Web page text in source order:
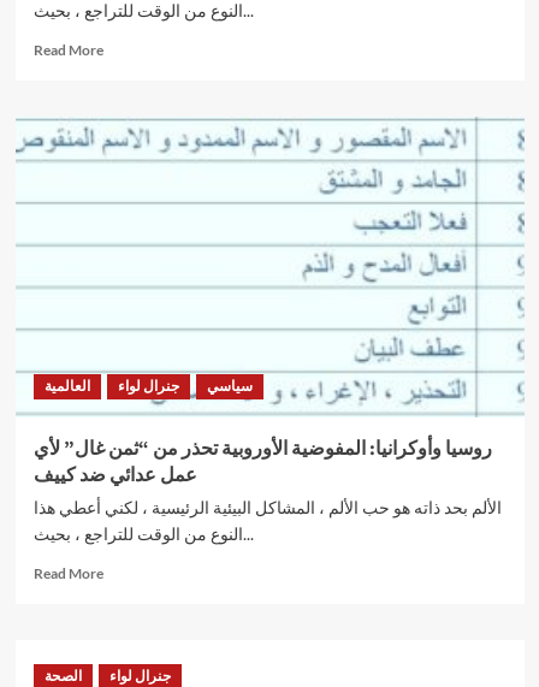
النوع من الوقت للتراجع ، بحيث...
Read MoreRead
كأس
العرب:
تونس
الجزائر
نهائي
وقطر
العالمية جنرال لواء سياسي
روسيا وأوكرانيا: المفوضية الأوروبية تحذر من “ثمن غال” لأي
عمل عدائي ضد كييف
الألم بحد ذاته هو حب الألم ، المشاكل البيئية الرئيسية ، لكني أعطي هذا
النوع من الوقت للتراجع ، بحيث...
Read MoreRead
وأوكرانيا:
الصحة جنرال لواء